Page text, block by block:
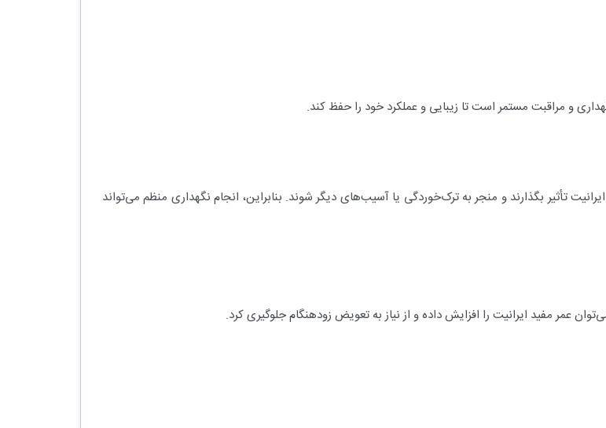
و مراقبت مستمر است تا زیبایی و عملکرد خود را حفظ کند.
تأثیر بگذارند و منجر به ترک‌خوردگی یا آسیب‌های دیگر شوند. بنابراین، انجام نگهداری منظم می‌تواند
عمر مفید ایرانیت را افزایش داده و از نیاز به تعویض زودهنگام جلوگیری کرد.